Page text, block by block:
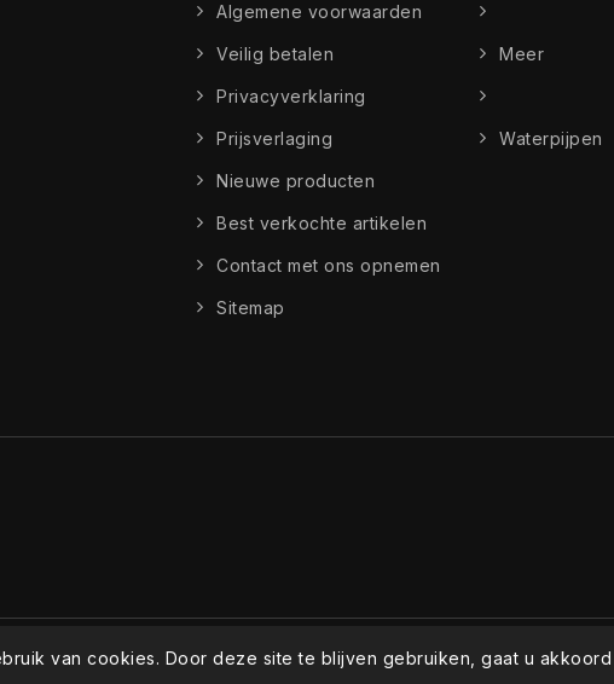
Algemene voorwaarden
Veilig betalen
Privacyverklaring
Prijsverlaging
Nieuwe producten
Best verkochte artikelen
Contact met ons opnemen
Sitemap
Meer
Waterpijpen
van cookies. Door deze site te blijven gebruiken, gaat u